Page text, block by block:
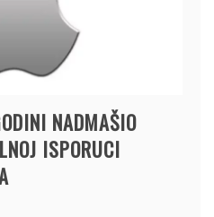
NADMAŠIO
ISPORUCI